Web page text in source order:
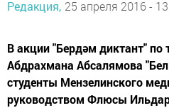
Редакция, 25 апреля 2016 -
В акции "Бердәм диктант" по
Абдрахмана Абсалямова
студенты Мензелинского
руководством Флюсы